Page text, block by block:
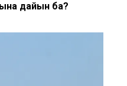
дайын ба?